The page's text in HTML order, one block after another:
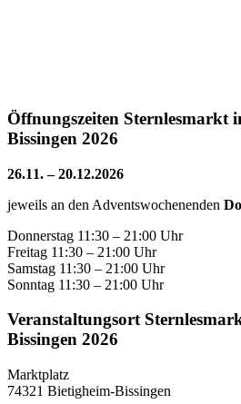
Öffnungszeiten Sternlesmarkt
Bissingen 2026
26.11. – 20.12.2026
jeweils an den Adventswochenenden
Donnerstag 11:30 – 21:00 Uhr
Freitag 11:30 – 21:00 Uhr
Samstag 11:30 – 21:00 Uhr
Sonntag 11:30 – 21:00 Uhr
Veranstaltungsort
Bissingen 2026
Marktplatz
74321 Bietigheim-Bissingen